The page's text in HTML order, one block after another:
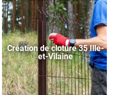
Création de cloture 35 Ille-
et-Vilaine